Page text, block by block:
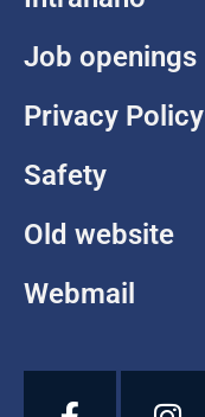
Job openings
Privacy Policy
Safety
Old website
Webmail